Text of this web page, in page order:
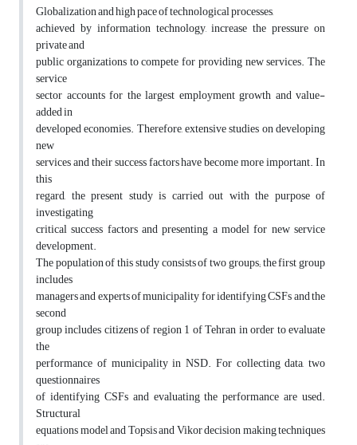
Globalization and high pace of technological processes,
achieved by information technology, increase the pressure on
private and
public organizations to compete for providing new services. The
service
sector accounts for the largest employment growth and value-
added in
developed economies. Therefore, extensive studies on developing
new
services and their success factors have become more important. In
this
regard, the present study is carried out with the purpose of
investigating
critical success factors and presenting a model for new service
development.
The population of this study consists of two groups; the first group
includes
managers and experts of municipality for identifying CSFs and the
second
group includes citizens of region 1 of Tehran in order to evaluate
the
performance of municipality in NSD. For collecting data, two
questionnaires
of identifying CSFs and evaluating the performance are used.
Structural
equations model and Topsis and Vikor decision making techniques